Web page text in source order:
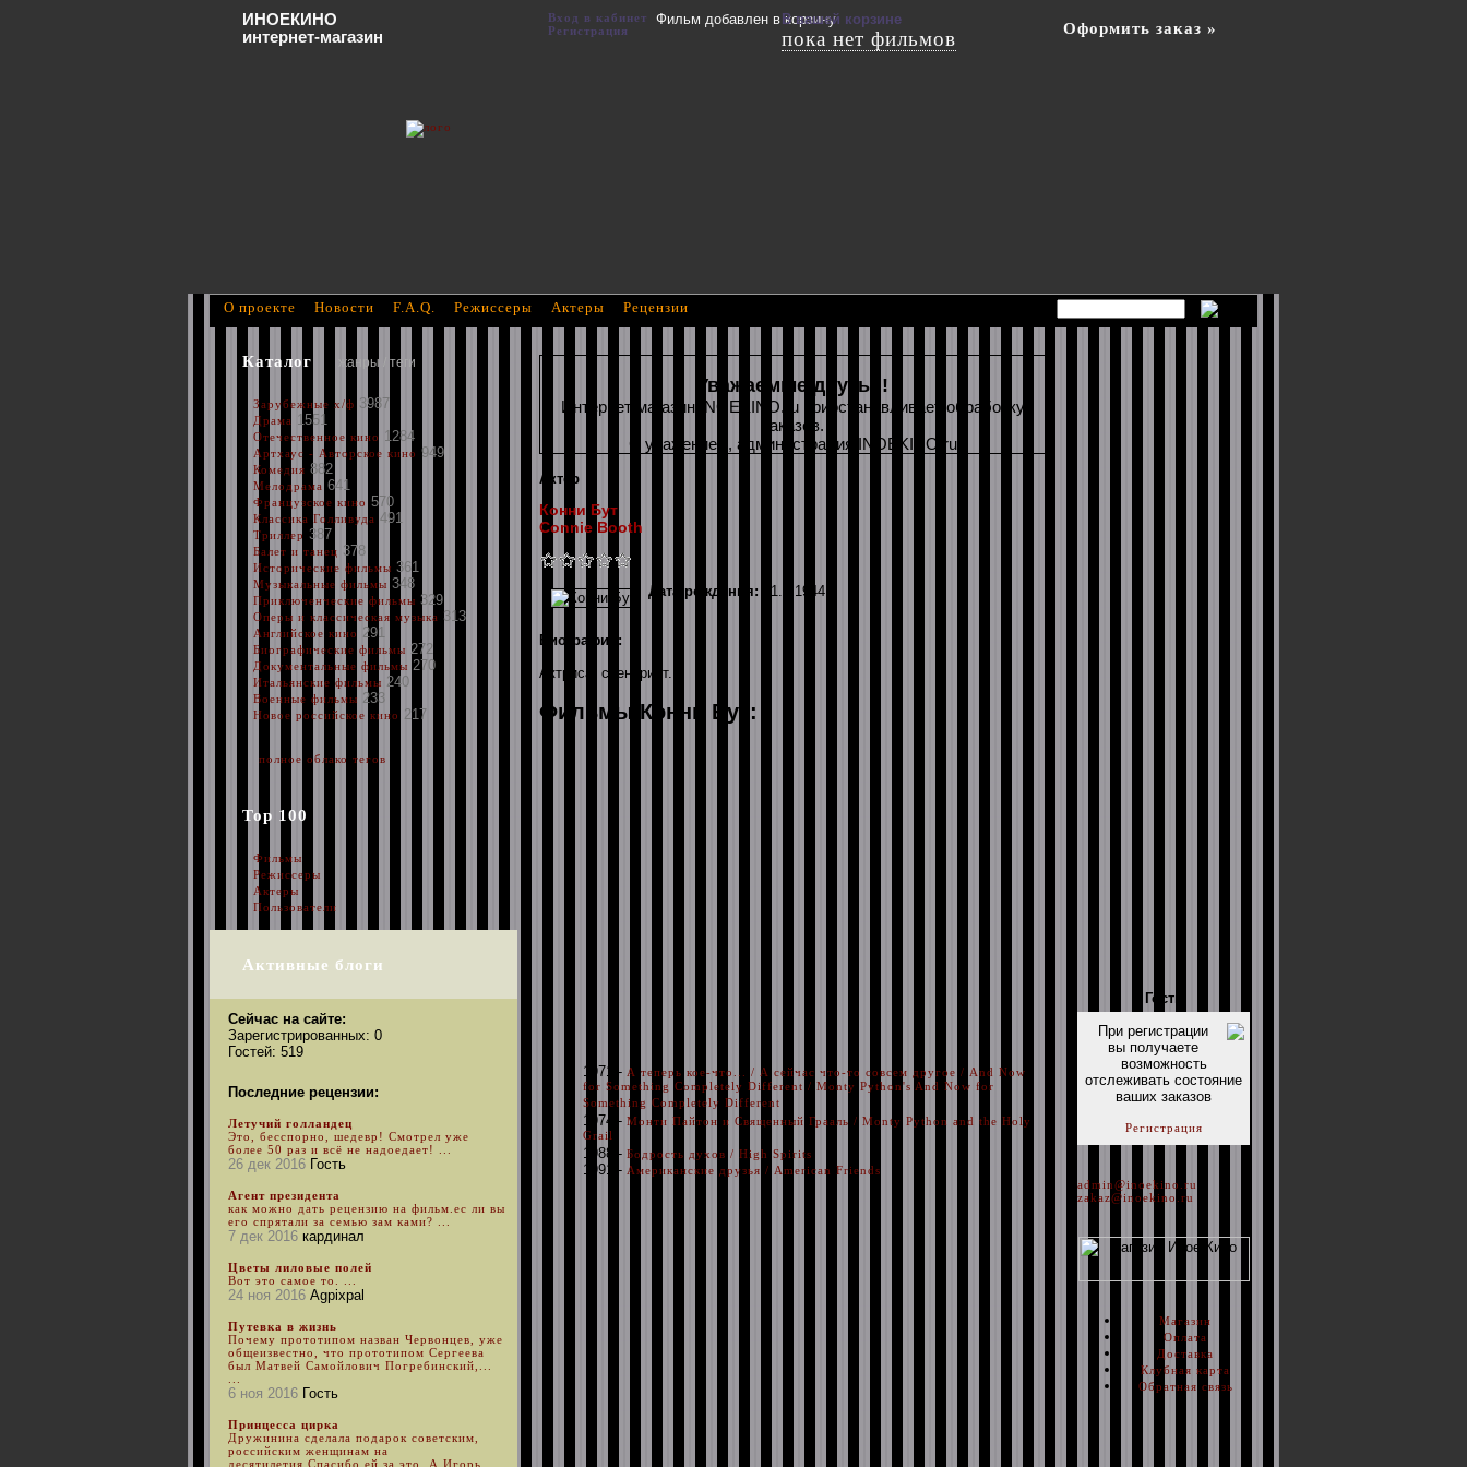
Уважаемые друзья!
Интернет магазин INOEKINO.ru приостанавливает обработку
заказов.
С уважением, администрация INOEKINO.ru
Актер
Конни Бут
Connie Booth
Дата рождения: 31.1.1944
Биография:
Актриса, сценарист.
Фильмы Конни Бут:
1971 - А теперь кое-что... / А сейчас что-то совсем другое / And Now
for Something Completely Different / Monty Python's And Now for
Something Completely Different
1974 - Монти Пайтон и Священный Грааль / Monty Python and the Holy
Grail
1988 - Бодрость духов / High Spirits
1991 - Американские друзья / American Friends
Каталог жанры / теги
Зарубежные х/ф 3987
Драма 1551
Отечественное кино 1284
Артхаус - Авторское кино 949
Комедия 882
Мелодрама 641
Французское кино 570
Классика Голливуда 491
Триллер 387
Балет и танец 378
Исторические фильмы 361
Музыкальные фильмы 348
Приключенческие фильмы 329
Оперы и классическая музыка 313
Английское кино 291
Биографические фильмы 272
Документальные фильмы 270
Итальянские фильмы 240
Военные фильмы 233
Новое российское кино 217
полное облако тегов
Top 100
Фильмы
Режиссеры
Актеры
Пользователи
Активные блоги
Сейчас на сайте:
Зарегистрированных: 0
Гостей: 519
Последние рецензии:
Летучий голландец
Это, бесспорно, шедевр! Смотрел уже
более 50 раз и всё не надоедает! ...
26 дек 2016 Гость
Агент президента
как можно дать рецензию на фильм.ес ли вы
его спрятали за семью зам ками? ...
7 дек 2016 кардинал
Цветы лиловые полей
Вот это самое то. ...
24 ноя 2016 Agpixpal
Путевка в жизнь
Почему прототипом назван Червонцев, уже
общеизвестно, что прототипом Сергеева
был Матвей Самойлович Погребинский,...
6 ноя 2016 Гость
Принцесса цирка
Дружинина сделала подарок советским,
российским женщинам на
десятилетия.Спасибо ей за это. А Игорь
Гость
При регистрации
вы получаете
возможность
отслеживать состояние
ваших заказов
Регистрация
admin@inoekino.ru
zakaz@inoekino.ru
Магазин
Оплата
Доставка
Клубная карта
Обратная связь
О проекте Новости F.A.Q. Режиссеры Актеры Рецензии
Фильм добавлен в корзину
ИНОЕКИНО
интернет-магазин
Вход в кабинет
Регистрация
В вашей корзине
пока нет фильмов Оформить заказ »